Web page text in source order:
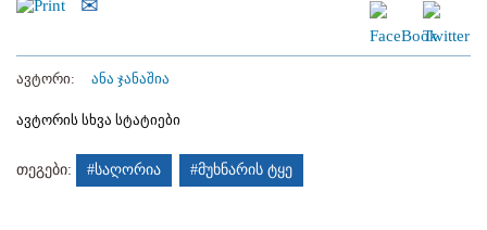
ავტორი: ანა ჯანაშია
ავტორის სხვა სტატიები
თეგები: #საღორია #მუხნარის ტყე